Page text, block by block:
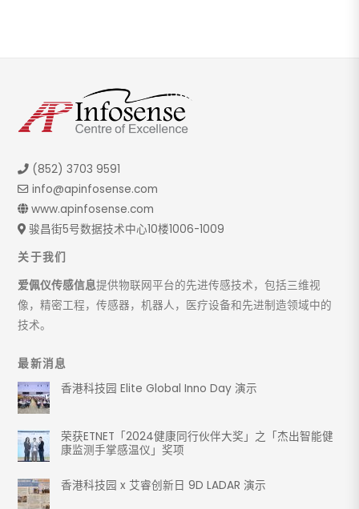
(852) 3703 9591
info@apinfosense.com
www.apinfosense.com
骏昌街5号数据技术中心10楼1006-1009
关于我们
爱佩仪传感信息提供物联网平台的先进传感技术，包括三维视
像，精密工程，传感器，机器人，医疗设备和先进制造领域中的
技术。
最新消息
香港科技园 Elite Global Inno Day 演示
荣获ETNET「2024健康同行伙伴大奖」之「杰出智能健
康监测手掌感温仪」奖项
香港科技园 x 艾睿创新日 9D LADAR 演示